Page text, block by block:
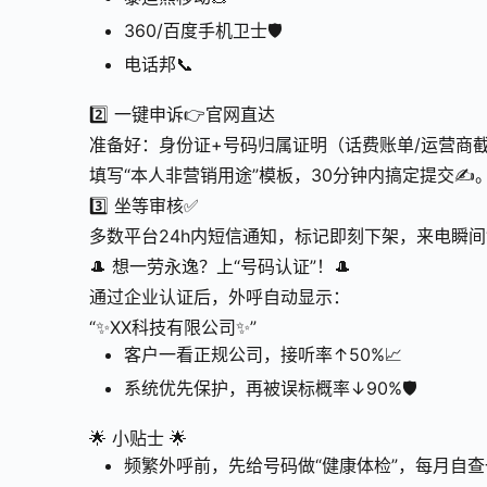
360/百度手机卫士🛡️
电话邦📞
2️⃣ 一键申诉👉官网直达
准备好：身份证+号码归属证明（话费账单/运营商截
填写“本人非营销用途”模板，30分钟内搞定提交✍️。
3️⃣ 坐等审核✅
多数平台24h内短信通知，标记即刻下架，来电瞬间
🎩 想一劳永逸？上“号码认证”！🎩
通过企业认证后，外呼自动显示：
“✨XX科技有限公司✨”
客户一看正规公司，接听率↑50%📈
系统优先保护，再被误标概率↓90%🛡️
🌟 小贴士 🌟
频繁外呼前，先给号码做“健康体检”，每月自查